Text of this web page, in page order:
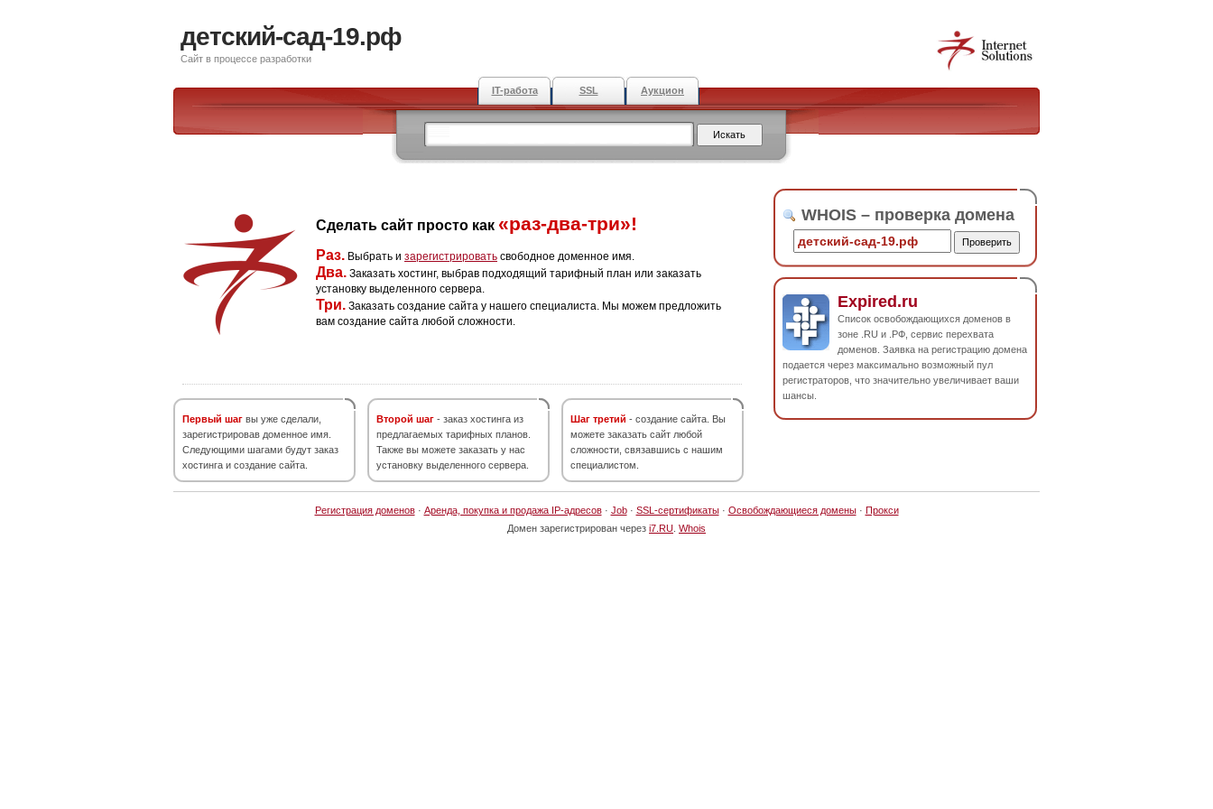
детский-сад-19.рф
Сайт в процессе разработки
IT-работа SSL Аукцион
Сделать сайт просто как «раз-два-три»!
Раз. Выбрать и зарегистрировать свободное доменное имя.
Два. Заказать хостинг, выбрав подходящий тарифный план или заказать
установку выделенного сервера.
Три. Заказать создание сайта у нашего специалиста. Мы можем предложить
вам создание сайта любой сложности.
Первый шаг вы уже сделали,
зарегистрировав доменное имя.
Следующими шагами будут заказ
хостинга и создание сайта.
Второй шаг - заказ хостинга из
предлагаемых тарифных планов.
Также вы можете заказать у нас
установку выделенного сервера.
Шаг третий - создание сайта. Вы
можете заказать сайт любой
сложности, связавшись с нашим
специалистом.
WHOIS – проверка домена
Expired.ru
Список освобождающихся доменов в
зоне .RU и .РФ, сервис перехвата
доменов. Заявка на регистрацию домена
подается через максимально возможный пул
регистраторов, что значительно увеличивает ваши
шансы.
Регистрация доменов· Аренда, покупка и продажа IP-адресов· Job· SSL-сертификаты· Освобождающиеся домены· Прокси
Домен зарегистрирован через i7.RU Whois